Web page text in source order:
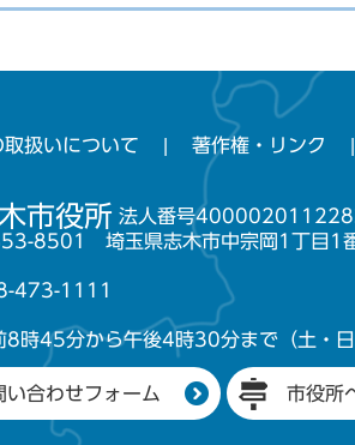
扱いについて 著作権・リンク
市役所 法人番号
8501 埼玉県志木市中宗岡1丁目1
473-1111
8時45分から午後4時30分まで（土・
い合わせフォーム 市役所